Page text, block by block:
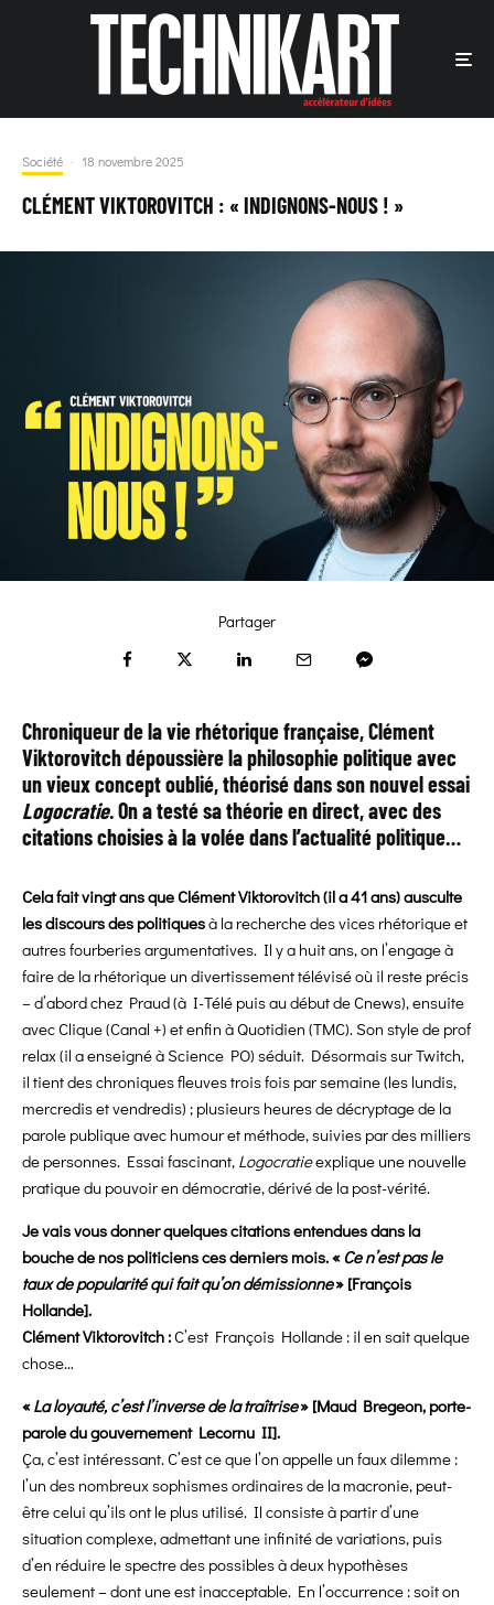
Société · 18 novembre 2025
CLÉMENT VIKTOROVITCH : « INDIGNONS-NOUS ! »
Partager
Chroniqueur de la vie rhétorique française, Clément
Viktorovitch dépoussière la philosophie politique avec
un vieux concept oublié, théorisé dans son nouvel essai
Logocratie. On a testé sa théorie en direct, avec des
citations choisies à la volée dans l’actualité politique…
Cela fait vingt ans que Clément Viktorovitch (il a 41 ans) ausculte
les discours des politiquesà la recherche des vices rhétorique et
autres fourberies argumentatives. Il y a huit ans, on l’engage à
faire de la rhétorique un divertissement télévisé où il reste précis
– d’abord chez Praud (à I-Télé puis au début de Cnews), ensuite
avec Clique (Canal +) et enfin à Quotidien (TMC). Son style de prof
relax (il a enseigné à Science PO) séduit. Désormais sur Twitch,
il tient des chroniques fleuves trois fois par semaine (les lundis,
mercredis et vendredis) ; plusieurs heures de décryptage de la
parole publique avec humour et méthode, suivies par des milliers
de personnes. Essai fascinant, Logocratieexplique une nouvelle
pratique du pouvoir en démocratie, dérivé de la post-vérité.
Je vais vous donner quelques citations entendues dans la
bouche de nos politiciens ces derniers mois. «Ce n’est pas le
taux de popularité qui fait qu’on démissionne» [François
Hollande].
Clément Viktorovitch :C’est François Hollande : il en sait quelque
chose…
«La loyauté, c’est l’inverse de la traîtrise» [Maud Bregeon, porte-
parole du gouvernement Lecornu II].
Ça, c’est intéressant. C’est ce que l’on appelle un faux dilemme :
l’un des nombreux sophismes ordinaires de la macronie, peut-
être celui qu’ils ont le plus utilisé. Il consiste à partir d’une
situation complexe, admettant une infinité de variations, puis
d’en réduire le spectre des possibles à deux hypothèses
seulement – dont une est inacceptable. En l’occurrence : soit on